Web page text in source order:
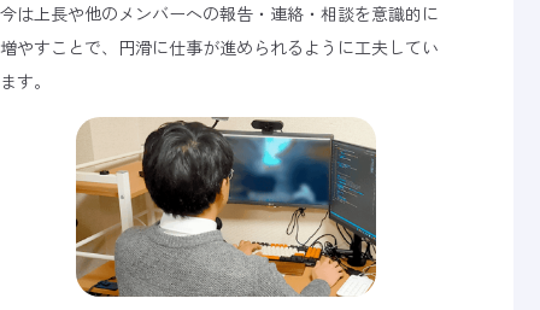
今は上長や他のメンバーへの報告・連絡・相談を意識的に
増やすことで、円滑に仕事が進められるように工夫してい
ます。